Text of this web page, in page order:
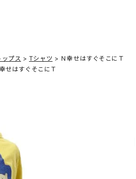
ップス Tシャツ
Ｎ幸せはすぐそこにＴ
せはすぐそこにＴ